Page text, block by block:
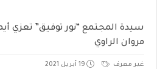
سيدة المجتمع “نور توفيق” تعزي
مروان الراوي
غير معرف 19 أبريل 2021